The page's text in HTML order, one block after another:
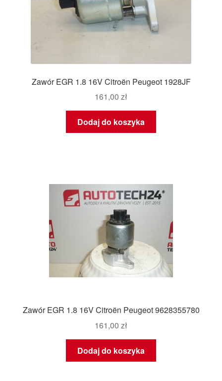
Zawór EGR 1.8 16V Citroën Peugeot 1928JF
161,00 zł
Dodaj do koszyka
Zawór EGR 1.8 16V Citroën Peugeot 9628355780
161,00 zł
Dodaj do koszyka